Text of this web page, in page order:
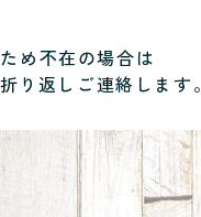
め不在の場合は
り返しご連絡します。